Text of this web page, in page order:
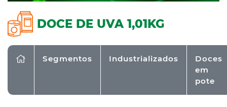
DOCE DE UVA 1,01KG
Segmentos Industrializados
Doces
em
pote